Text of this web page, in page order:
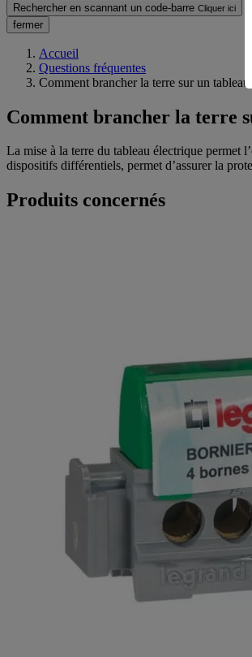
Rechercher en scannant un code-barre Cliquer ici
fermer
Accueil
Questions fréquentes
Comment brancher la terre sur un tableau
Comment brancher la terre
La mise à la terre du tableau électrique permet
dispositifs différentiels, permet d’assurer la
Produits concernés